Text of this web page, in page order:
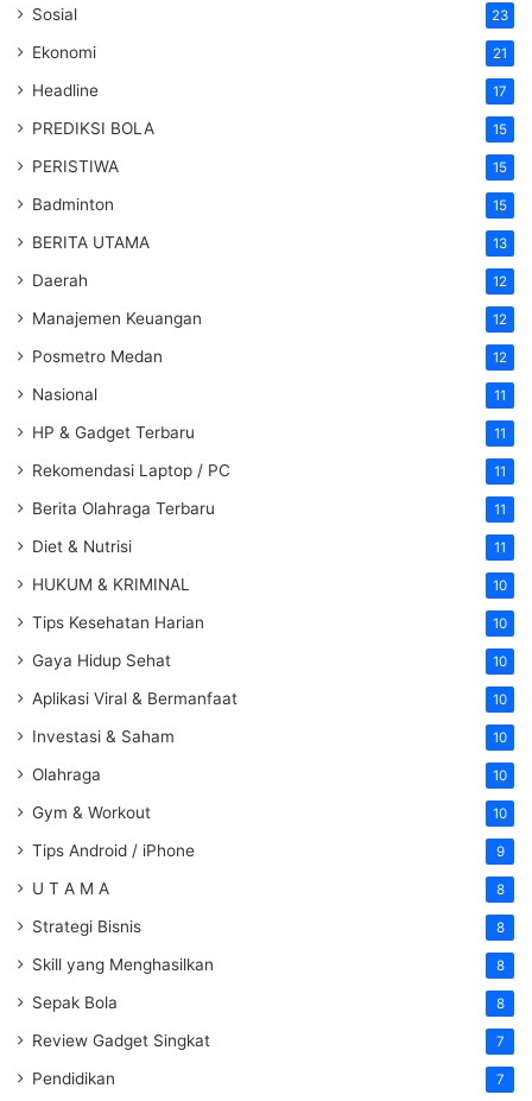
Sosial 23
Ekonomi 21
Headline 17
PREDIKSI BOLA 15
PERISTIWA 15
Badminton 15
BERITA UTAMA 13
Daerah 12
Manajemen Keuangan 12
Posmetro Medan 12
Nasional 11
HP & Gadget Terbaru 11
Rekomendasi Laptop / PC 11
Berita Olahraga Terbaru 11
Diet & Nutrisi 11
HUKUM & KRIMINAL 10
Tips Kesehatan Harian 10
Gaya Hidup Sehat 10
Aplikasi Viral & Bermanfaat 10
Investasi & Saham 10
Olahraga 10
Gym & Workout 10
Tips Android / iPhone 9
U T A M A 8
Strategi Bisnis 8
Skill yang Menghasilkan 8
Sepak Bola 8
Review Gadget Singkat 7
Pendidikan 7